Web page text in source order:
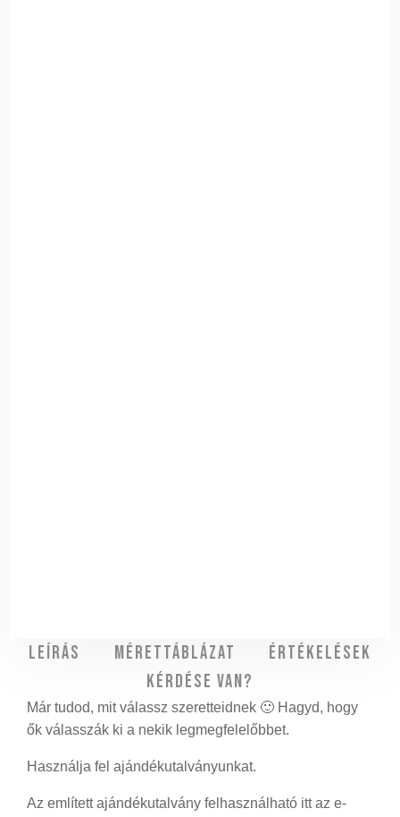
Leírás Mérettáblázat
Értékelések
Kérdése van?
Már tudod, mit válassz szeretteidnek 🙂 Hagyd, hogy
ők válasszák ki a nekik legmegfelelőbbet.
Használja fel ajándékutalványunkat.
Az említett ajándékutalvány felhasználható itt az e-